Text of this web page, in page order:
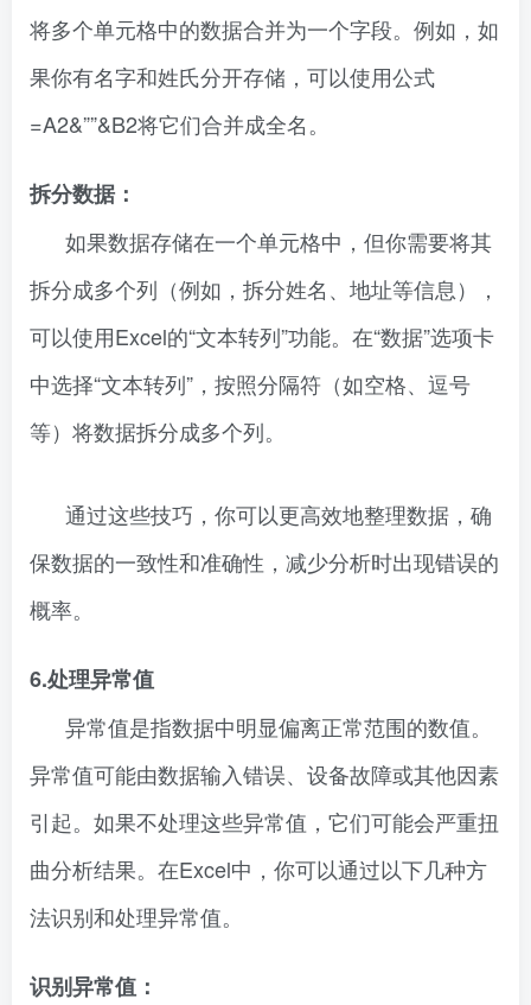
将多个单元格中的数据合并为一个字段。例如，如
果你有名字和姓氏分开存储，可以使用公式
=A2&””&B2将它们合并成全名。
拆分数据：
如果数据存储在一个单元格中，但你需要将其
拆分成多个列（例如，拆分姓名、地址等信息），
可以使用Excel的“文本转列”功能。在“数据”选项卡
中选择“文本转列”，按照分隔符（如空格、逗号
等）将数据拆分成多个列。
通过这些技巧，你可以更高效地整理数据，确
保数据的一致性和准确性，减少分析时出现错误的
概率。
6.处理异常值
异常值是指数据中明显偏离正常范围的数值。
异常值可能由数据输入错误、设备故障或其他因素
引起。如果不处理这些异常值，它们可能会严重扭
曲分析结果。在Excel中，你可以通过以下几种方
法识别和处理异常值。
识别异常值：